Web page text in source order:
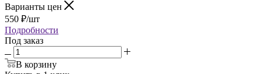
Варианты цен
550 ₽/шт
Подробности
Под заказ
В корзину